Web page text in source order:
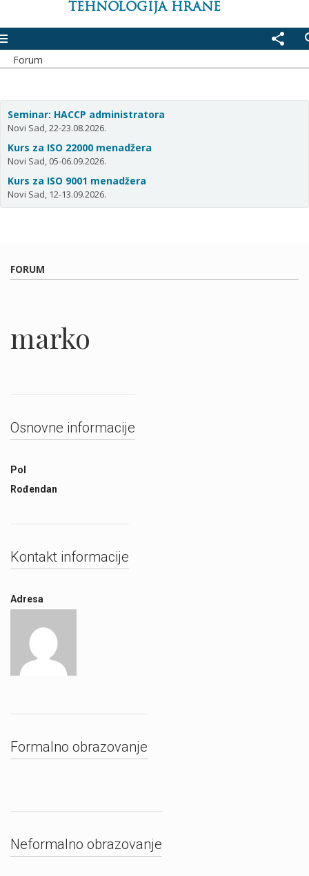
TEHNOLOGIJA HRANE
share
Forum
Seminar: HACCP administratora
Novi Sad, 22-23.08.2026.
Kurs za ISO 22000 menadžera
Novi Sad, 05-06.09.2026.
Kurs za ISO 9001 menadžera
Novi Sad, 12-13.09.2026.
FORUM
marko
Osnovne informacije
Pol
Rođendan
Kontakt informacije
Adresa
Formalno obrazovanje
Neformalno obrazovanje